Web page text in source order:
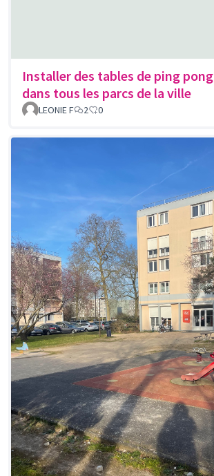
Installer des tables de ping pong
dans tous les parcs de la ville
LEONIE F 2 0